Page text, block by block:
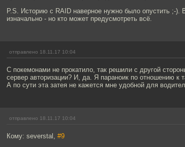
P.S. Историю с RAID наверное нужно было опустить ;-
изначально - но кто может предусмотреть всё.
отправлено 18.11.17 10:04
С покемонами не прокатило, так решили с другой
сервер авторизации? И, да. Я параноик по отношению к
А по сути эта затея не кажется мне удобной для
отправлено 18.11.17 10:04
Кому: severstal, #9